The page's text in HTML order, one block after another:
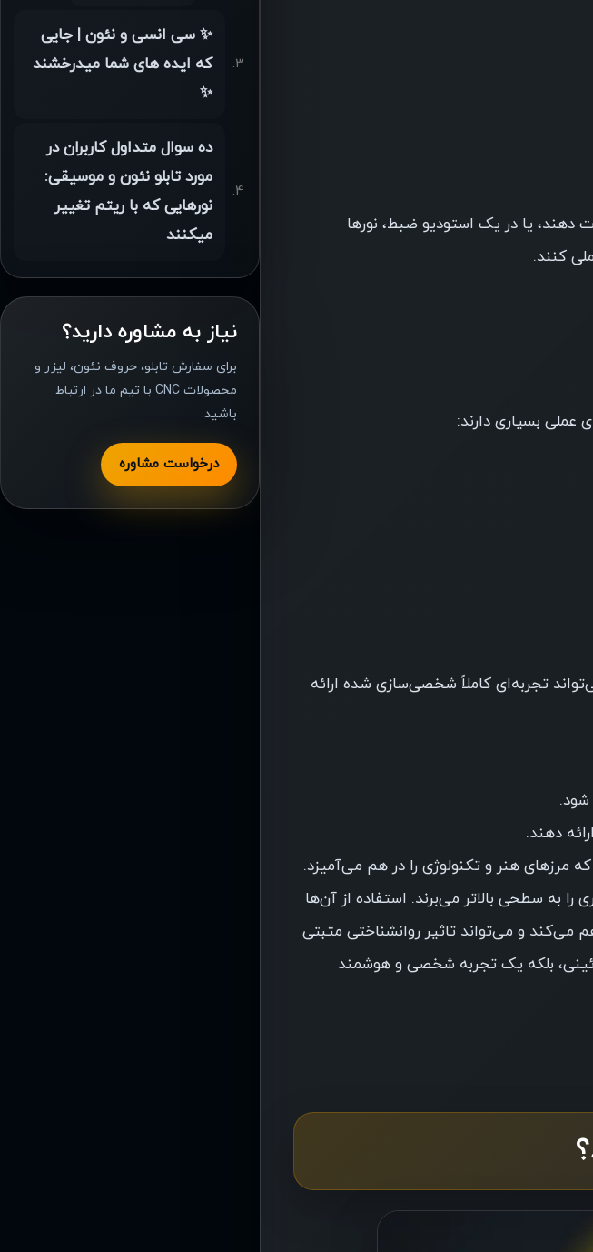
دهند، یا در یک استودیو ضبط، نورها
کنند.
عملی بسیاری دارند:
تجربه‌ای کاملاً شخصی‌سازی شده ارائه
شود.
دهند.
مرزهای هنر و تکنولوژی را در هم می‌آمیزد.
را به سطحی بالاتر می‌برند. استفاده از آن‌ها
می‌کند و می‌تواند تاثیر روانشناختی مثبتی
بلکه یک تجربه شخصی و هوشمند
✨ سی انسی و نئون | جایی
که ایده های شما میدرخشند
✨
ده سوال متداول کاربران در
مورد تابلو نئون و موسیقی:
نورهایی که با ریتم تغییر
میکنند
نیاز به مشاوره دارید؟
برای سفارش تابلو، حروف نئون، لیزر و
محصولات CNC با تیم ما در ارتباط
باشید.
درخواست مشاوره